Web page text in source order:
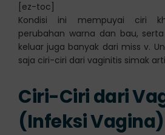
[ez-toc]
Kondisi ini mempuyai ciri
perubahan warna dan bau,
keluar juga banyak dari miss v.
saja ciri-ciri dari vaginitis simak
Ciri-Ciri dari
(Infeksi Vagina)